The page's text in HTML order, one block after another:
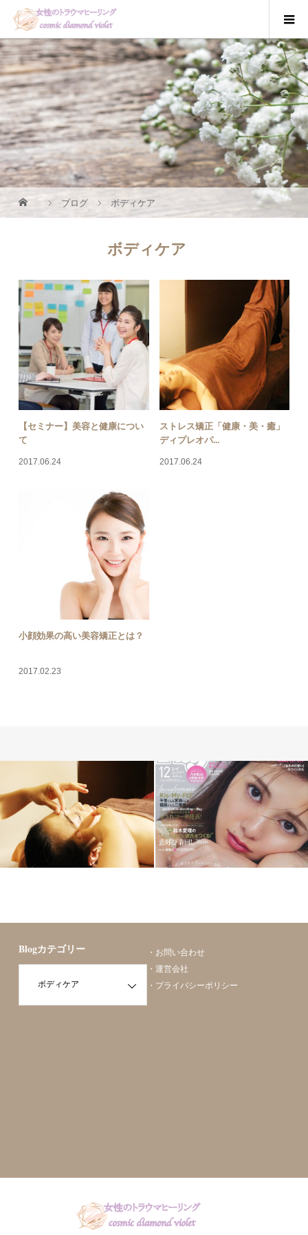
ブログ ボディケア
ボディケア
【セミナー】美容と健康につい
て
2017.06.24
ストレス矯正「健康・美・癒」
ディプレオパ...
2017.06.24
小顔効果の高い美容矯正とは？
2017.02.23
Blogカテゴリー ・ お問い合わせ
・ 運営会社
・ プライバシーポリシー